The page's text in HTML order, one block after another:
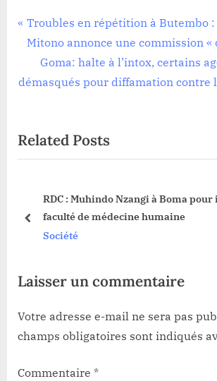
Société
Navigation
l’article
P
r
v
u
s
s
Troubles en répétition à Butembo
Mitono annonce une commission «
N
e
P
o
t
:
Goma: halte à l’intox, certains
démasqués pour diffamation contre
Related Posts
RDC : Muhindo Nzangi à Boma
faculté de médecine humaine
Société
prev
Laisser un commentaire
Votre adresse e-mail ne sera pas
champs obligatoires sont indiqués
Commentaire *